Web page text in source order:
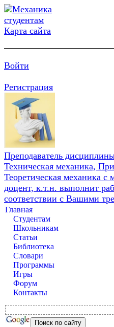
Карта сайта
Войти
Регистрация
Преподаватель
Техническая механика,
Теоретическая механика с
доцент, к.т.н. выполнит
соответствии с Вашими
Главная
Студентам
Школьникам
Статьи
Библиотека
Словари
Программы
Игры
Форум
Контакты